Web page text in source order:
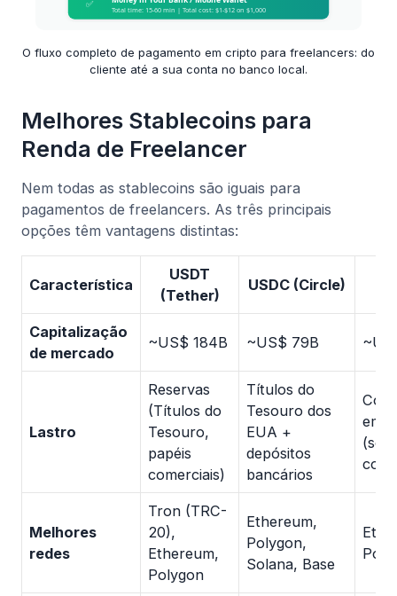
O fluxo completo de pagamento em cripto para freelancers: do
cliente até a sua conta no banco local.
Melhores Stablecoins para
Renda de Freelancer
Nem todas as stablecoins são iguais para
pagamentos de freelancers. As três principais
opções têm vantagens distintas:
Característica
USDT
(Tether)
USDC (Circle)
Capitalização
de mercado
~US$ 184B ~US$ 79B
Lastro
Reservas
(Títulos do
Tesouro,
papéis
comerciais)
Títulos do
Tesouro dos
EUA +
depósitos
bancários
em
Melhores
redes
Tron (TRC-
20),
Ethereum,
Polygon
Ethereum,
Polygon,
Solana, Base